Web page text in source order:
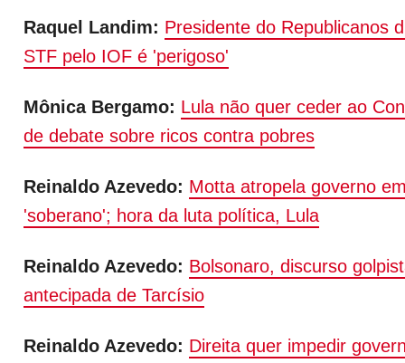
Raquel Landim: Presidente do Republicanos
STF pelo IOF é 'perigoso'
Mônica Bergamo: Lula não quer ceder ao
de debate sobre ricos contra pobres
Reinaldo Azevedo: Motta atropela governo
'soberano'; hora da luta política, Lula
Reinaldo Azevedo: Bolsonaro, discurso
antecipada de Tarcísio
Reinaldo Azevedo: Direita quer impedir